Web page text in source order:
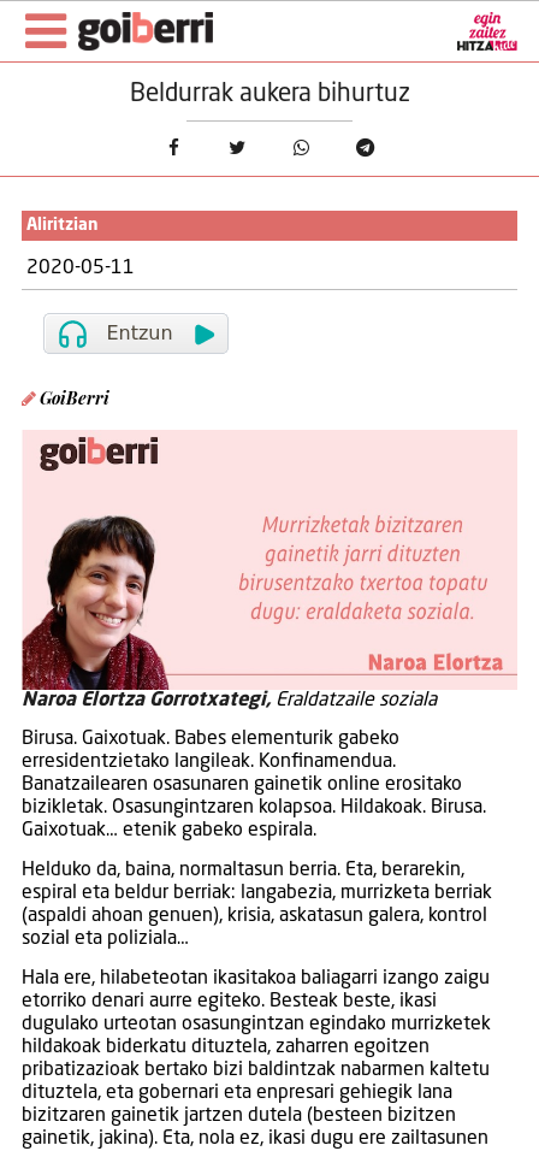
Beldurrak aukera bihurtuz
Aliritzian
2020-05-11
GoiBerri
Naroa Elortza Gorrotxategi,Eraldatzaile soziala
Birusa. Gaixotuak. Babes elementurik gabeko
erresidentzietako langileak. Konfinamendua.
Banatzailearen osasunaren gainetik online erositako
bizikletak. Osasungintzaren kolapsoa. Hildakoak. Birusa.
Gaixotuak… etenik gabeko espirala.
Helduko da, baina, normaltasun berria. Eta, berarekin,
espiral eta beldur berriak: langabezia, murrizketa berriak
(aspaldi ahoan genuen), krisia, askatasun galera, kontrol
sozial eta poliziala…
Hala ere, hilabeteotan ikasitakoa baliagarri izango zaigu
etorriko denari aurre egiteko. Besteak beste, ikasi
dugulako urteotan osasungintzan egindako murrizketek
hildakoak biderkatu dituztela, zaharren egoitzen
pribatizazioak bertako bizi baldintzak nabarmen kaltetu
dituztela, eta gobernari eta enpresari gehiegik lana
bizitzaren gainetik jartzen dutela (besteen bizitzen
gainetik, jakina). Eta, nola ez, ikasi dugu ere zailtasunen